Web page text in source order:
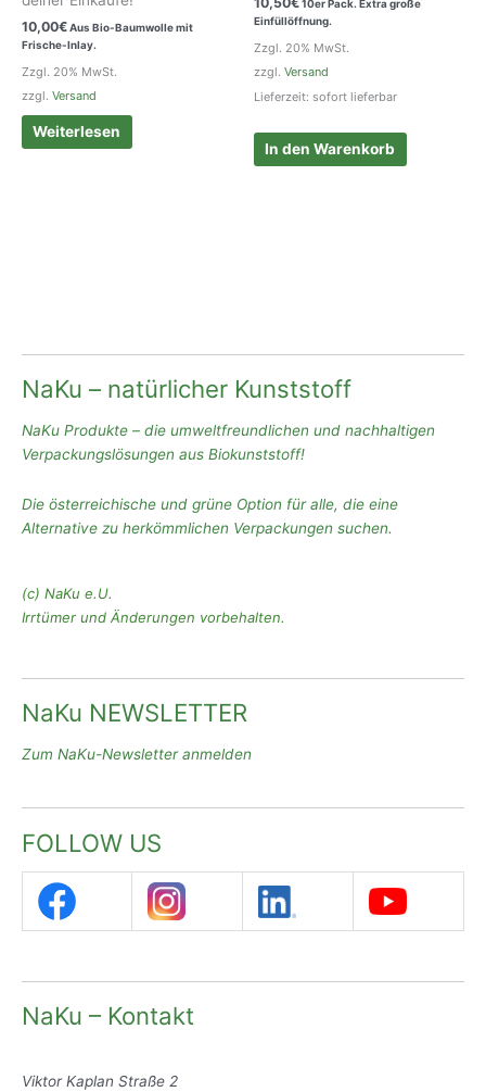
10,00€Aus Bio-Baumwolle mit
Frische-Inlay.
Zzgl. 20% MwSt.
zzgl. Versand
Weiterlesen
10er Pack. Extra große
Einfüllöffnung.
Zzgl. 20% MwSt.
zzgl. Versand
Lieferzeit: sofort lieferbar
In den Warenkorb
NaKu – natürlicher Kunststoff
NaKu Produkte – die umweltfreundlichen und nachhaltigen
Verpackungslösungen aus Biokunststoff!
Die österreichische und grüne Option für alle, die eine
Alternative zu herkömmlichen Verpackungen suchen.
(c) NaKu e.U.
Irrtümer und Änderungen vorbehalten.
NaKu NEWSLETTER
Zum NaKu-Newsletter anmelden
FOLLOW US
NaKu – Kontakt
Viktor Kaplan Straße 2